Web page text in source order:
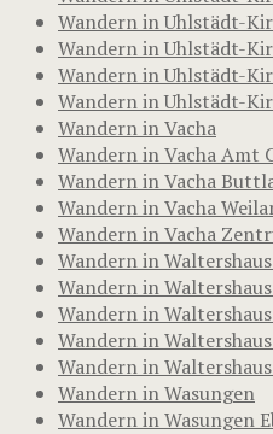
Wandern in Uhlstädt-
Wandern in Uhlstädt-
Wandern in Uhlstädt-
Wandern in Uhlstädt-
Wandern in Vacha
Wandern in Vacha Amt
Wandern in Vacha
Wandern in Vacha
Wandern in Vacha
Wandern in
Wandern in
Wandern in
Wandern in
Wandern in
Wandern in Wasungen
Wandern in Wasungen